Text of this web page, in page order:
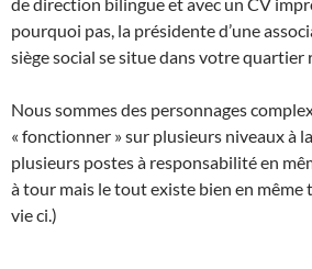
pourquoi pas, la présidente d’une
siège social se situe dans votre quartier
Nous sommes des personnages
« fonctionner » sur plusieurs niveaux à
plusieurs postes à responsabilité en
à tour mais le tout existe bien en
vie ci.)